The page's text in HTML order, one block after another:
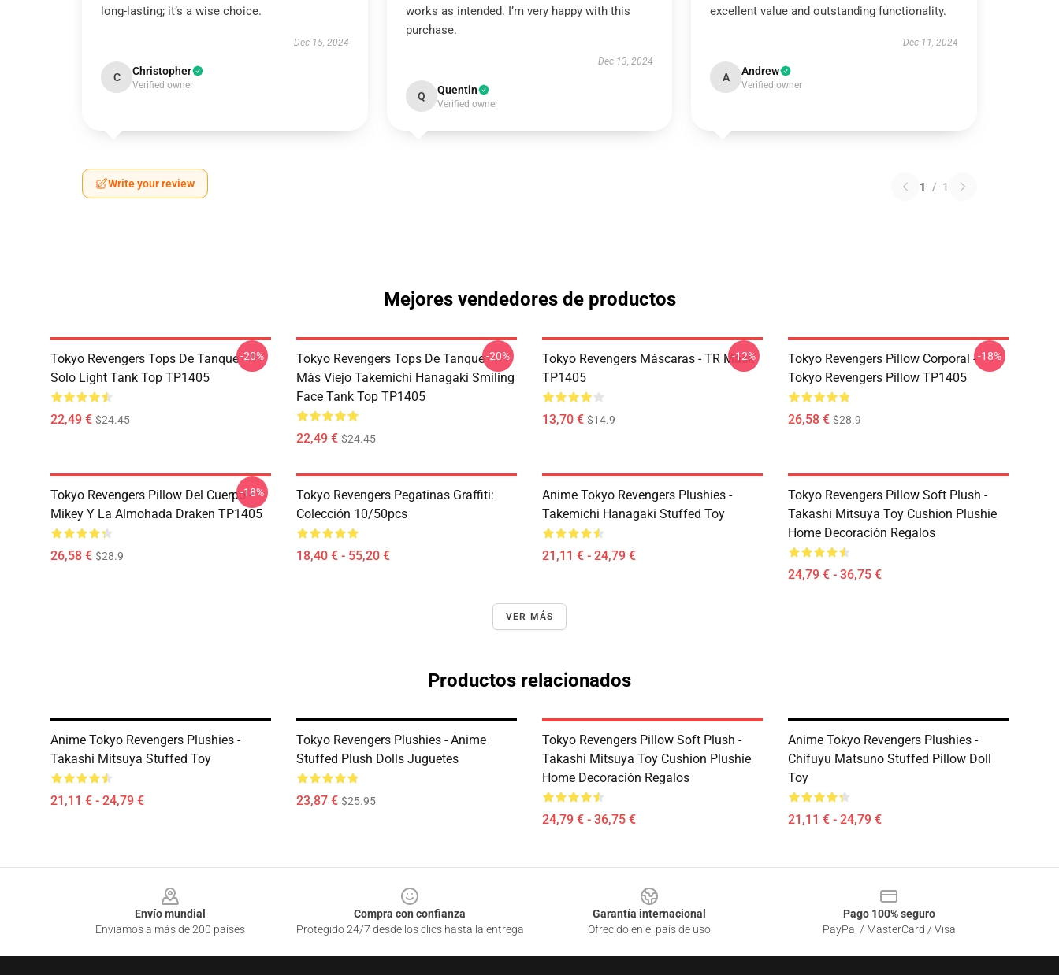
long-lasting; it’s a wise choice.
Dec 15, 2024
C Christopher
Verified owner
works as intended. I’m very happy with this
purchase.
Dec 13, 2024
Q Quentin
Verified owner
excellent value and outstanding functionality.
Dec 11, 2024
A Andrew
Verified owner
Write your review 1 / 1
Mejores vendedores de productos
Tokyo Revengers Tops De Tanque -
Solo Light Tank Top TP1405
22,49 € $24.45
-20%
Tokyo Revengers Tops De Tanque -
Más Viejo Takemichi Hanagaki Smiling
Face Tank Top TP1405
22,49 € $24.45
-20%
Tokyo Revengers Máscaras - TR Mask
TP1405
13,70 € $14.9
-12%
Tokyo Revengers Pillow Corporal -
Tokyo Revengers Pillow TP1405
26,58 € $28.9
-18%
Tokyo Revengers Pillow Del Cuerpo -
Mikey Y La Almohada Draken TP1405
26,58 € $28.9
-18%
Tokyo Revengers Pegatinas Graffiti:
Colección 10/50pcs
18,40 € - 55,20 €
Anime Tokyo Revengers Plushies -
Takemichi Hanagaki Stuffed Toy
21,11 € - 24,79 €
Tokyo Revengers Pillow Soft Plush -
Takashi Mitsuya Toy Cushion Plushie
Home Decoración Regalos
24,79 € - 36,75 €
VER MÁS
Productos relacionados
Anime Tokyo Revengers Plushies -
Takashi Mitsuya Stuffed Toy
21,11 € - 24,79 €
Tokyo Revengers Plushies - Anime
Stuffed Plush Dolls Juguetes
23,87 € $25.95
Tokyo Revengers Pillow Soft Plush -
Takashi Mitsuya Toy Cushion Plushie
Home Decoración Regalos
24,79 € - 36,75 €
Anime Tokyo Revengers Plushies -
Chifuyu Matsuno Stuffed Pillow Doll
Toy
21,11 € - 24,79 €
Envío mundial
Enviamos a más de 200 países
Compra con confianza
Protegido 24/7 desde los clics hasta la entrega
Garantía internacional
Ofrecido en el país de uso
Pago 100% seguro
PayPal / MasterCard / Visa